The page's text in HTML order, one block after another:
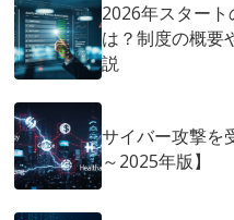
2026年スター
は？制度の概要
説
サイバー攻撃を
～2025年版】